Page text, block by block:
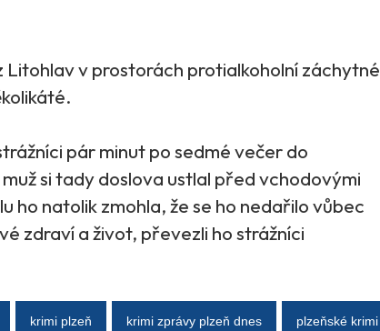
Litohlav v prostorách protialkoholní záchytné
pár minut po sedmé večer do
si tady doslova ustlal před vchodovými
ho natolik zmohla, že se ho nedařilo vůbec
zdraví a život, převezli ho strážníci
krimi plzeň krimi zprávy plzeň dnes plzeňské krimi